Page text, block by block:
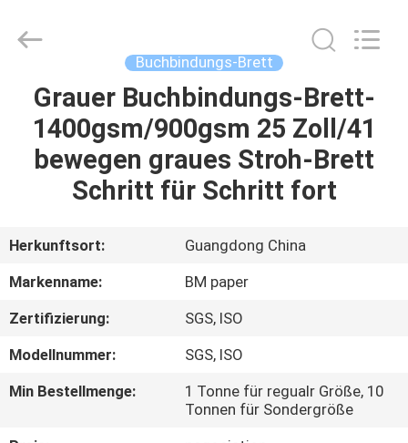
HAUSE
PRODUKTE
ÜBER
UNS
WERKSBESICHTIGUNG
QUALITÄTSKONTROLLE
CO.,LTD.
Buchbindungs-Brett
Grauer Buchbindungs-Brett-
1400gsm/900gsm 25 Zoll/41
bewegen graues Stroh-Brett
Schritt für Schritt fort
Herkunftsort:
Guangdong China
Markenname:
BM paper
Zertifizierung:
SGS, ISO
Modellnummer:
SGS, ISO
Min Bestellmenge:
1 Tonne für regualr Größe, 10
Tonnen für Sondergröße